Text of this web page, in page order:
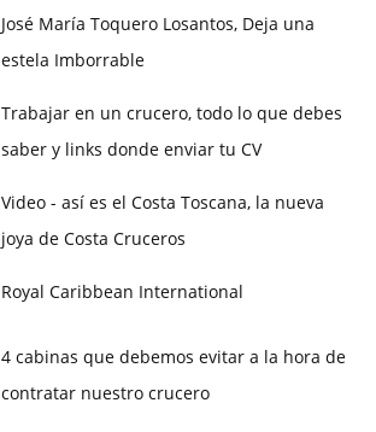
José María Toquero Losantos, Deja una
estela Imborrable
Trabajar en un crucero, todo lo que debes
saber y links donde enviar tu CV
Video - así es el Costa Toscana, la nueva
joya de Costa Cruceros
Royal Caribbean International
4 cabinas que debemos evitar a la hora de
contratar nuestro crucero